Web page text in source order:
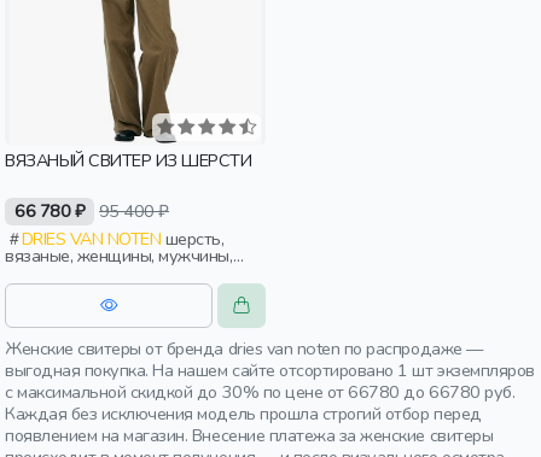
ВЯЗАНЫЙ СВИТЕР ИЗ ШЕРСТИ
66 780 ₽ 95 400 ₽
DRIES VAN NOTEN
вязаные, женщины, мужчины,
Женские свитеры от бренда dries van noten по распродаже —
выгодная покупка. На нашем сайте отсортировано 1 шт экземпляров
с максимальной скидкой до 30% по цене от 66780 до 66780 руб.
Каждая без исключения модель прошла строгий отбор перед
появлением на магазин. Внесение платежа за женские свитеры